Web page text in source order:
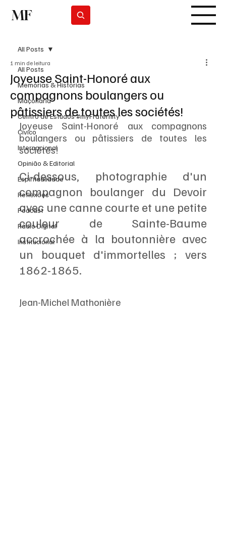
MF
All Posts
Memórias & Histórias
Maçonaria
Centro de Estudos #myFraternity
Cívico
Internacional
Opinião & Editorial
Espiritualidade
Reflexões
Podcast
Rádio Digital
Institucional
All Posts
Joyeuse Saint-Honoré aux
compagnons boulangers ou
pâtissiers de toutes les sociétés!
1 min de leitura
Joyeuse Saint-Honoré aux compagnons
boulangers ou pâtissiers de toutes les
sociétés!
Ci-dessous, photographie d'un
compagnon boulanger du Devoir
avec une canne courte et une petite
couleur de Sainte-Baume
accrochée à la boutonnière avec
un bouquet d'immortelles ; vers
1862-1865.
Jean-Michel Mathonière